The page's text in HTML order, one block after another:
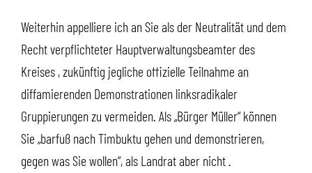
Weiterhin appelliere ich an Sie als der Neutralität und dem
Recht verpflichteter Hauptverwaltungsbeamter des
Kreises , zukünftig jegliche offizielle Teilnahme an
diffamierenden Demonstrationen linksradikaler
Gruppierungen zu vermeiden. Als „Bürger Müller“ können
Sie „barfuß nach Timbuktu gehen und demonstrieren,
gegen was Sie wollen“, als Landrat aber nicht .